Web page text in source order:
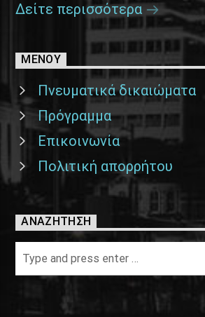
Δείτε περισσότερα
ΜΕΝΟΥ
Πνευματικά δικαιώματα
Πρόγραμμα
Επικοινωνία
Πολιτική απορρήτου
ΑΝΑΖΉΤΗΣΗ